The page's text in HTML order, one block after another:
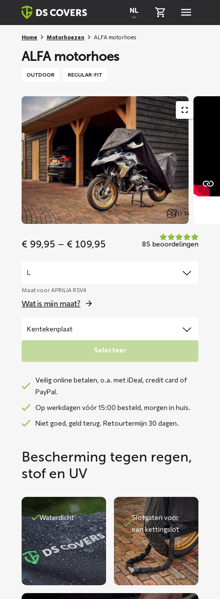
Skiplinks
NL
Home Motorhoezen ALFA motorhoes
ALFA motorhoes
OUTDOOR REGULAR-FIT
1 / 14
€ 99,95 – € 109,95Price
85 beoordelingen
Maat voor APRILIA RSV4
Wat is mijn maat?
Selecteer
Veilig online betalen, o.a. met iDeal, credit card of
PayPal.
Op werkdagen vóór 15:00 besteld, morgen in huis.
Niet goed, geld terug. Retourtermijn 30 dagen.
Bescherming tegen regen,
stof en UV
Waterdicht
Slotgaten voor
een kettingslot